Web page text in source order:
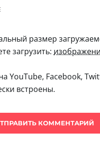
размер
загрузить:
YouTube, Facebook,
встроены.